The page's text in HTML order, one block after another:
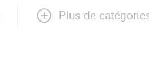
Plus de